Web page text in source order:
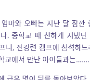
마와 오빠는 지난 달 잠깐
. 중학교 때 친하게 지냈던
니, 전경련 캠프에 참석하
교에서 만난 아이들과는…….